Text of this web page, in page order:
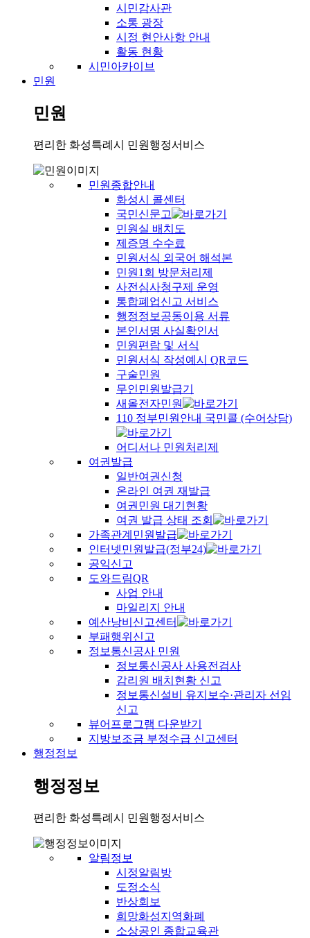
시민감사관
소통 광장
시정 현안사항 안내
활동 현황
시민아카이브
민원
민원
편리한 화성특례시 민원행정서비스
민원종합안내
화성시 콜센터
국민신문고
민원실 배치도
제증명 수수료
민원서식 외국어 해석본
민원1회 방문처리제
사전심사청구제 운영
통합폐업신고 서비스
행정정보공동이용 서류
본인서명 사실확인서
민원편람 및 서식
민원서식 작성예시 QR코드
구술민원
무인민원발급기
새올전자민원
110 정부민원안내 국민콜 (수어상담)
어디서나 민원처리제
여권발급
일반여권신청
온라인 여권 재발급
여권민원 대기현황
여권 발급 상태 조회
가족관계민원발급
인터넷민원발급(정부24)
공익신고
도와드림QR
사업 안내
마일리지 안내
예산낭비신고센터
부패행위신고
정보통신공사 민원
정보통신공사 사용전검사
감리원 배치현황 신고
정보통신설비 유지보수·관리자 선임
신고
뷰어프로그램 다운받기
지방보조금 부정수급 신고센터
행정정보
행정정보
편리한 화성특례시 민원행정서비스
알림정보
시정알림방
도정소식
반상회보
희망화성지역화폐
소상공인 종합교육관